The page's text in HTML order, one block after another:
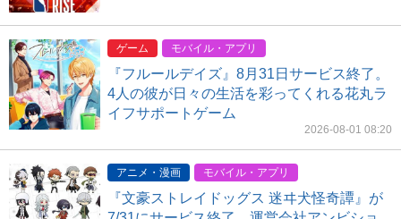
ゲーム モバイル・アプリ
『フルールデイズ』8月31日サービス終了。
4人の彼が日々の生活を彩ってくれる花丸ラ
イフサポートゲーム
2026-08-01 08:20
アニメ・漫画 モバイル・アプリ
『文豪ストレイドッグス 迷ヰ犬怪奇譚』が